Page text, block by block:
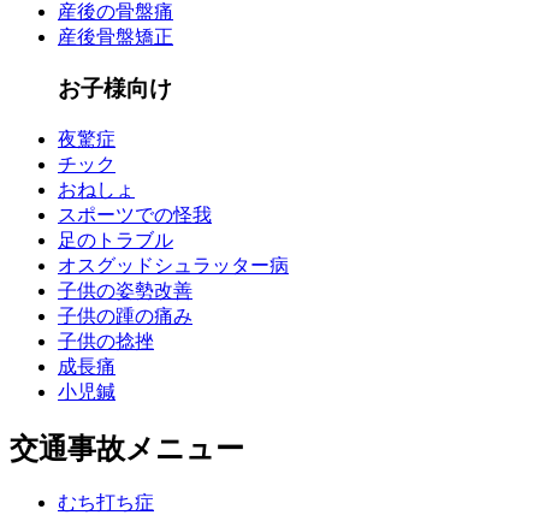
産後の骨盤痛
産後骨盤矯正
お子様向け
夜驚症
チック
おねしょ
スポーツでの怪我
足のトラブル
オスグッドシュラッター病
子供の姿勢改善
子供の踵の痛み
子供の捻挫
成長痛
小児鍼
交通事故メニュー
むち打ち症